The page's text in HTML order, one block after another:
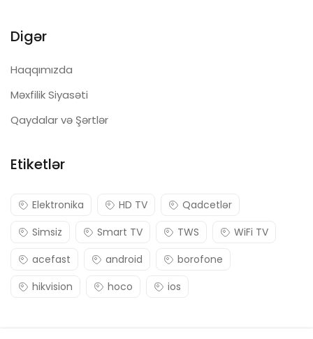
Digər
Haqqımızda
Məxfilik Siyasəti
Qaydalar və Şərtlər
Etiketlər
Elektronika HD TV
Qadcetlər
Simsiz
Smart TV TWS
WiFi TV
acefast
android
borofone
hikvision
hoco ios